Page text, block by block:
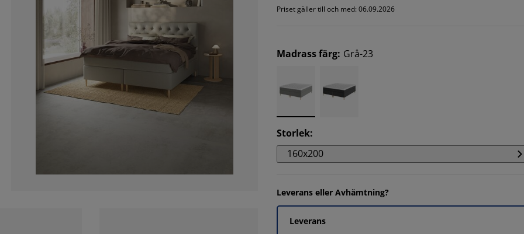
Priset gäller till och med: 06.09.2026
Madrass färg: Grå-23
Storlek:
160x200
Leverans eller Avhämtning?
Leverans